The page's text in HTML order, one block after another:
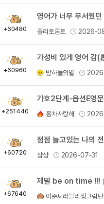
획
득
+60480
영어가 너무 무서웠
줄리토론토 2026-
획
득
+60960
가성비 있게 영어 감(
밤하늘의별
획
득
+251440 홍차사랑해
획
득
+60720
점점 늘고있는 나의
샵샵 2026-07-31
획
득
+67640
제발 be on time !!!
이준씨러블리생크림